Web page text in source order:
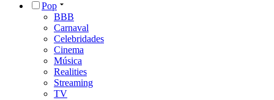
Pop
BBB
Carnaval
Celebridades
Cinema
Música
Realities
Streaming
TV